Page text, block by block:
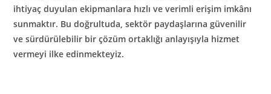
ihtiyaç duyulan ekipmanlara hızlı ve verimli erişim imkânı
sunmaktır. Bu doğrultuda, sektör paydaşlarına güvenilir
ve sürdürülebilir bir çözüm ortaklığı anlayışıyla hizmet
vermeyi ilke edinmekteyiz.